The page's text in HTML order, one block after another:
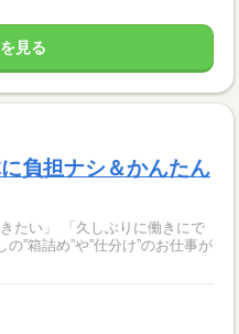
見る
負担ナシ＆かんたん
たい」 「久しぶりに働きにで